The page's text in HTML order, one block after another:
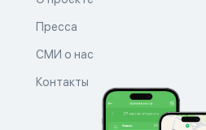
Пресса
СМИ о нас
Контакты